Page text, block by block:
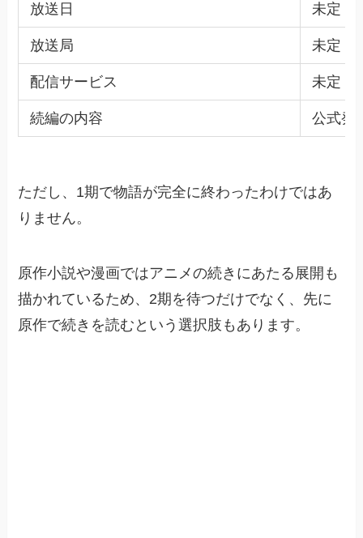
放送日 未定
放送局 未定
配信サービス 未定
続編の内容 公式発
ただし、1期で物語が完全に終わったわけではあ
りません。
原作小説や漫画ではアニメの続きにあたる展開も
描かれているため、2期を待つだけでなく、先に
原作で続きを読むという選択肢もあります。